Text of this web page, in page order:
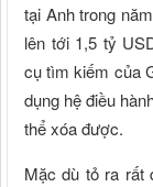
tại Anh trong
lên tới 1,5 tỷ
cụ tìm kiếm của
dụng hệ điều
thể xóa được.
Mặc dù tỏ ra rất